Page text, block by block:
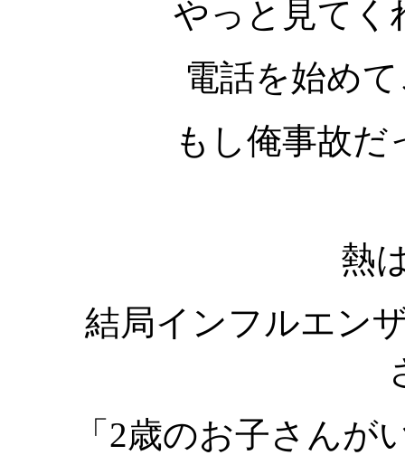
やっと見てく
電話を始め
もし俺事故
熱
結局インフルエン
「2歳のお子さん